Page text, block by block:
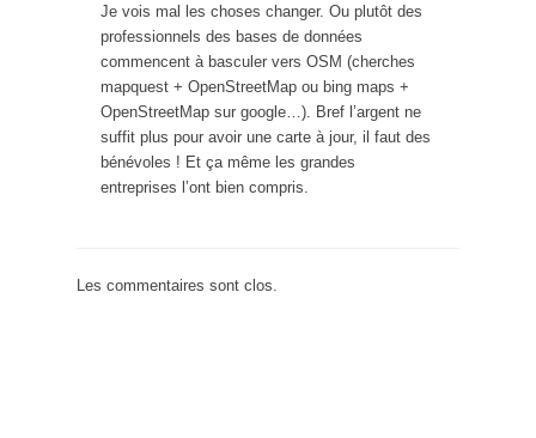
Je vois mal les choses changer. Ou plutôt des
professionnels des bases de données
commencent à basculer vers OSM (cherches
mapquest + OpenStreetMap ou bing maps +
OpenStreetMap sur google…). Bref l’argent ne
suffit plus pour avoir une carte à jour, il faut des
bénévoles ! Et ça même les grandes
entreprises l’ont bien compris.
Les commentaires sont clos.